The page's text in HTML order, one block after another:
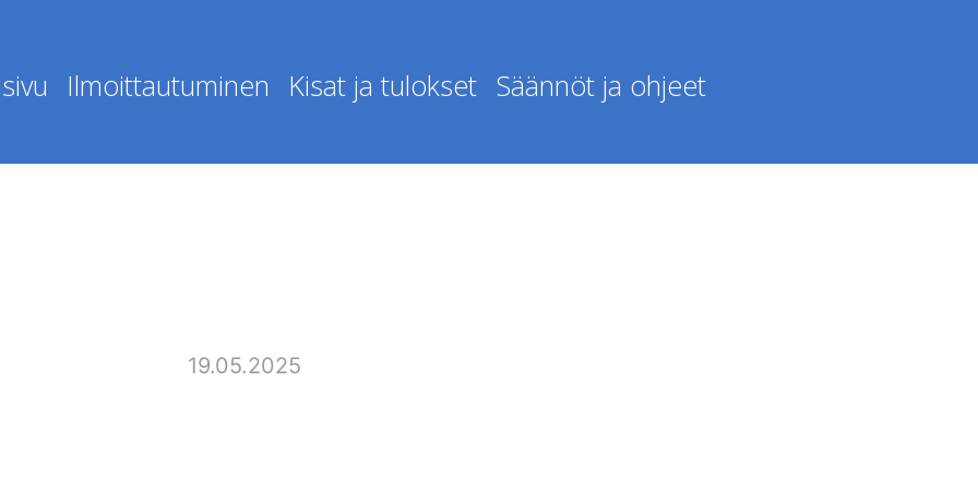
Ilmoittautuminen Kisat ja tulokset Säännöt ja ohjeet
19.05.2025